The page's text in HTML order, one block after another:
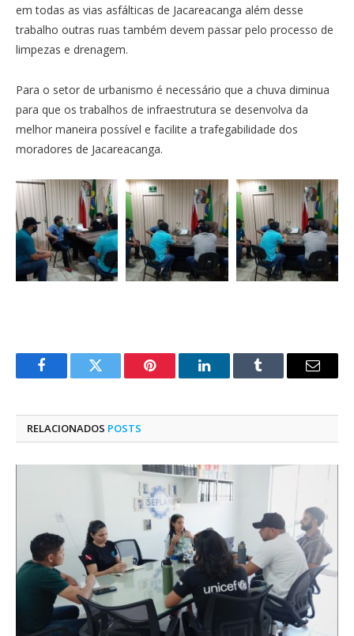
em todas as vias asfálticas de Jacareacanga além desse
trabalho outras ruas também devem passar pelo processo de
limpezas e drenagem.
Para o setor de urbanismo é necessário que a chuva diminua
para que os trabalhos de infraestrutura se desenvolva da
melhor maneira possível e facilite a trafegabilidade dos
moradores de Jacareacanga.
FacebookTwitter Pinterest O
Tumblr
E-
RELACIONADOS POSTS